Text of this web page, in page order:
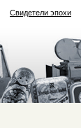
Свидетели эпохи